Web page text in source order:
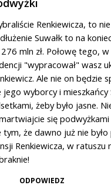
Renkiewicza, to
Suwałk to na
mln zł. Połowę tego,
"wypracował" wasz
Ale nie on będzie
jego wyborcy i mieszkańcy
żeby było jasne.
się podwyżkami
tym, że dawno już nie
Renkiewicza, w ratuszu
ODPOWIEDZ